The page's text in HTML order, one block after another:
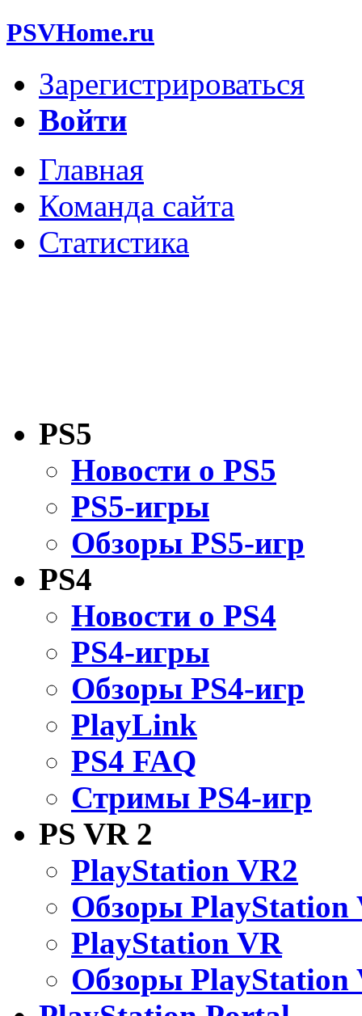
PSVHome.ru
Зарегистрироваться
Войти
Главная
Команда сайта
Статистика
PS5
Новости о PS5
PS5-игры
Обзоры PS5-игр
PS4
Новости о PS4
PS4-игры
Обзоры PS4-игр
PlayLink
PS4 FAQ
Стримы PS4-игр
PS VR 2
PlayStation VR2
Обзоры PlayStation
PlayStation VR
Обзоры PlayStation